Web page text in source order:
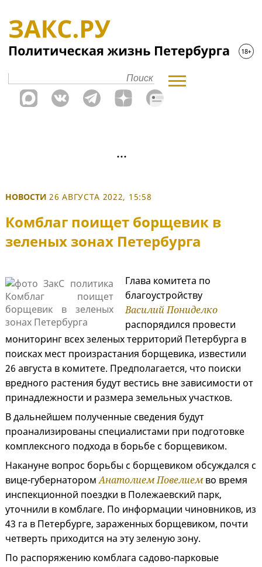
НОВОСТИ 26 АВГУСТА 2022, 15:58
Комблаг поищет борщевик в
зеленых зонах Петербурга
Глава комитета по
благоустройству
Василий Пониделко
распорядился провести
мониторинг всех зеленых территорий Петербурга в
поисках мест произрастания борщевика, известили
26 августа в комитете. Предполагается, что поиски
вредного растения будут вестись вне зависимости от
принадлежности и размера земельных участков.
В дальнейшем полученные сведения будут
проанализированы специалистами при подготовке
комплексного подхода в борьбе с борщевиком.
Накануне вопрос борьбы с борщевиком обсуждался с
вице-губернаторомАнатолием Повелиемво время
инспекционной поездки в Полежаевский парк,
уточнили в комблаге. По информации чиновников, из
43 га в Петербурге, зараженных борщевиком, почти
четверть приходится на эту зеленую зону.
По распоряжению комблага садово-парковые